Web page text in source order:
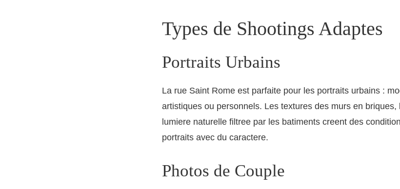
Types de Shootings Adaptes
Portraits Urbains
La rue Saint Rome est parfaite pour les portraits urbains :
artistiques ou personnels. Les textures des murs en briques,
lumiere naturelle filtree par les batiments creent des
portraits avec du caractere.
Photos de Couple